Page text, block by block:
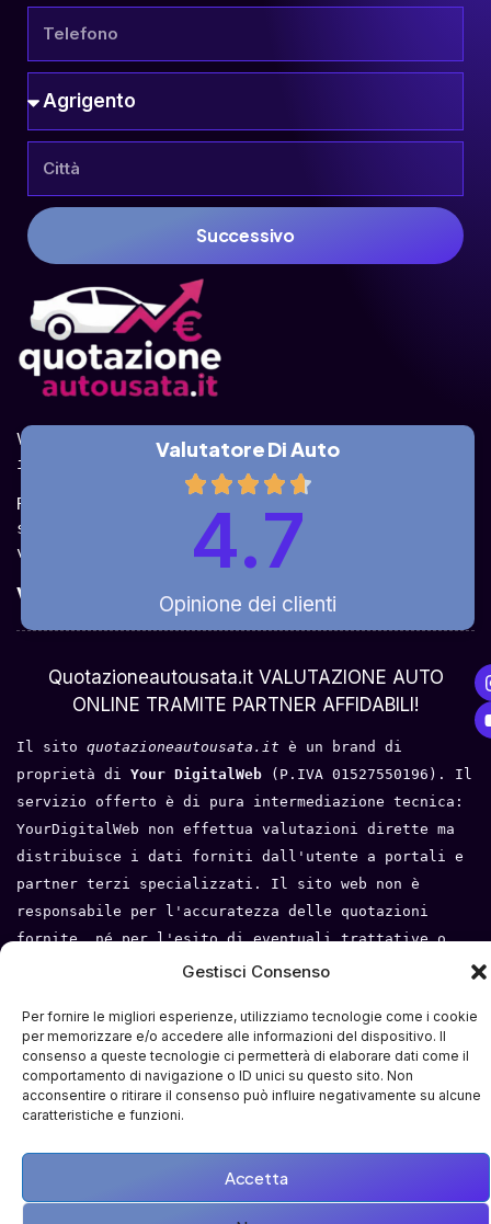
Gestisci Consenso
Per fornire le migliori esperienze, utilizziamo tecnologie come i cookie
per memorizzare e/o accedere alle informazioni del dispositivo. Il
consenso a queste tecnologie ci permetterà di elaborare dati come il
comportamento di navigazione o ID unici su questo sito. Non
acconsentire o ritirare il consenso può influire negativamente su alcune
caratteristiche e funzioni.
Accetta
Successivo
Valuta la tua auto online, gratis e in pochi
istanti.
Ricevi la quotazione dai vari partner e potrai
sceglierla come venderla in modo sicuro,
veloce e rapido!
Valuta Per Modello
Valutatore Di Auto
Opinione dei clienti
4.7
Quotazioneautousata.it VALUTAZIONE AUTO
ONLINE TRAMITE PARTNER AFFIDABILI!
Il sito quotazioneautousata.it è un brand di
proprietà di Your DigitalWeb
(P.IVA 01527550196). Il
servizio offerto è di pura intermediazione tecnica:
YourDigitalWeb non effettua valutazioni dirette ma
distribuisce i dati forniti dall'utente a portali e
partner terzi specializzati. Il sito web non è
responsabile per l'accuratezza delle quotazioni
fornite, né per l'esito di eventuali trattative o
compravendite tra l'utente e i terzi. Tutti i loghi
Privacy Policy - Cookie Policy - Condizioni del
servizio - Mappa del sito